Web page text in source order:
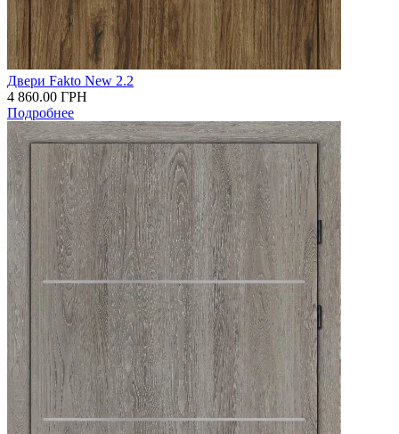
Двери Fakto New 2.2
4 860.00 ГРН
Подробнее